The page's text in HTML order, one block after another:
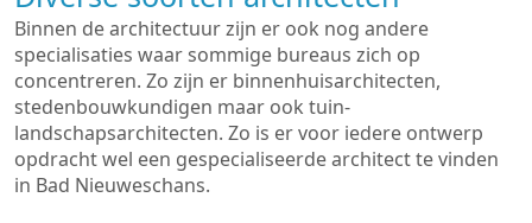
Binnen de architectuur zijn er ook nog andere
specialisaties waar sommige bureaus zich op
concentreren. Zo zijn er binnenhuisarchitecten,
stedenbouwkundigen maar ook tuin-
landschapsarchitecten. Zo is er voor iedere ontwerp
opdracht wel een gespecialiseerde architect te vinden
in Bad Nieuweschans.